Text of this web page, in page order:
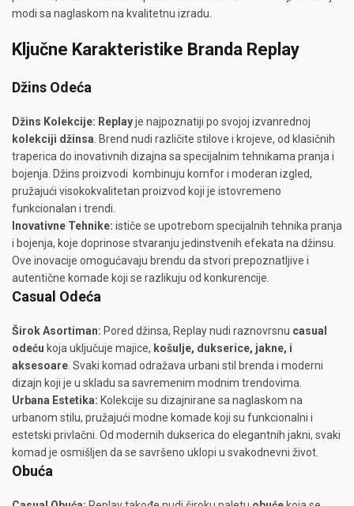
modi sa naglaskom na kvalitetnu izradu.
Ključne Karakteristike Branda Replay
Džins Odeća
Džins Kolekcije: Replayje najpoznatiji po svojoj izvanrednoj
kolekciji džinsa. Brend nudi različite stilove i krojeve, od klasičnih
traperica do inovativnih dizajna sa specijalnim tehnikama pranja i
bojenja. Džins proizvodi kombinuju komfor i moderan izgled,
pružajući visokokvalitetan proizvod koji je istovremeno
funkcionalan i trendi.
Inovativne Tehnike: ističe se upotrebom specijalnih tehnika pranja
i bojenja, koje doprinose stvaranju jedinstvenih efekata na džinsu.
Ove inovacije omogućavaju brendu da stvori prepoznatljive i
autentične komade koji se razlikuju od konkurencije.
Casual Odeća
Širok Asortiman: Pored džinsa, Replay nudi raznovrsnu casual
odeću koja uključuje majice, košulje, dukserice, jakne, i
aksesoare. Svaki komad odražava urbani stil brenda i moderni
dizajn koji je u skladu sa savremenim modnim trendovima.
Urbana Estetika: Kolekcije su dizajnirane sa naglaskom na
urbanom stilu, pružajući modne komade koji su funkcionalni i
estetski privlačni. Od modernih dukserica do elegantnih jakni, svaki
komad je osmišljen da se savršeno uklopi u svakodnevni život.
Obuća